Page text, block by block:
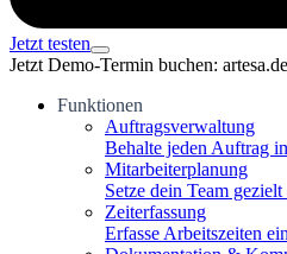
Jetzt testen
Jetzt Demo-Termin buchen:
Funktionen
Auftragsverwaltung
Behalte jeden Auftrag
Mitarbeiterplanung
Setze dein Team gezielt
Zeiterfassung
Erfasse Arbeitszeiten